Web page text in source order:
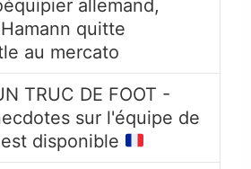
allemand,
quitte
au mercato
TRUC DE FOOT -
sur l'équipe de
disponible